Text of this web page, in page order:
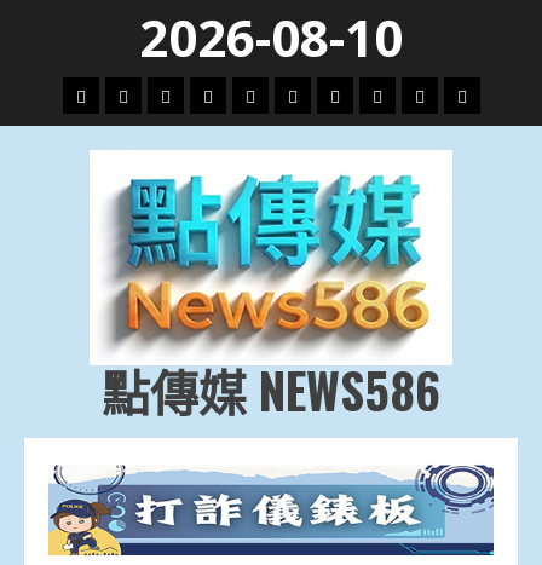
content
2026-08-10
頭
條
財
經
地
方.
會
文
教.
技
專
題
娛
樂
劇
政
治
國
際
運
動
生
活
點傳媒 NEWS586